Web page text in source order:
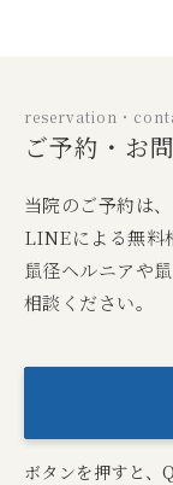
reservation・
ご予約・お
当院のご予約は
LINEによる無料
鼠径ヘルニアや
相談ください。
ボタンを押すと、